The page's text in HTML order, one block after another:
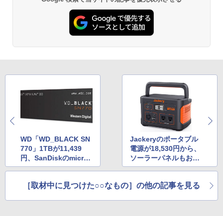
WD「WD_BLACK SN
770」1TBが11,439
円、SanDiskのmicroS
Dカードもお得！Amaz
Jackeryのポータブル
電源が18,530円から、
ソーラーパネルもお得
なAmazonタイムセー
［取材中に見つけた○○なもの］の他の記事を見る